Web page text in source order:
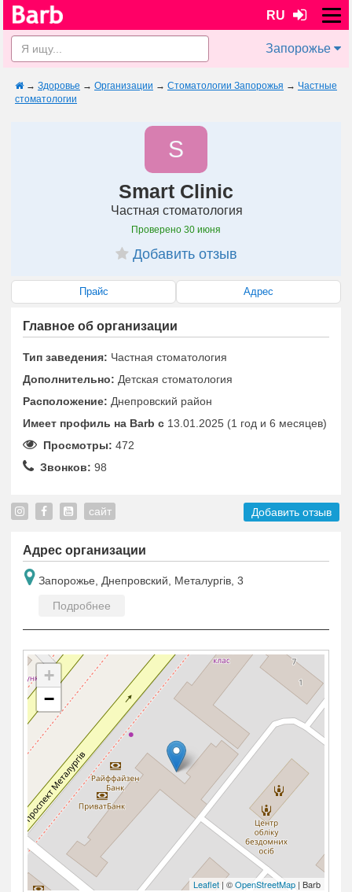
RU
Запорожье
→ Здоровье → Организации → Стоматологии Запорожья → Частные
стоматологии
S
Smart Clinic
Частная стоматология
Проверено 30 июня
Добавить отзыв
Прайс Адрес
Главное об организации
Тип заведения: Частная стоматология
Дополнительно: Детская стоматология
Расположение: Днепровский район
Имеет профиль на Barb c 13.01.2025 (1 год и 6 месяцев)
Просмотры: 472
Звонков: 98
сайт Добавить отзыв
Адрес организации
Запорожье, Днепровский, Металургів, 3
Подробнее
+
−
Leaflet | ©OpenStreetMap | Barb